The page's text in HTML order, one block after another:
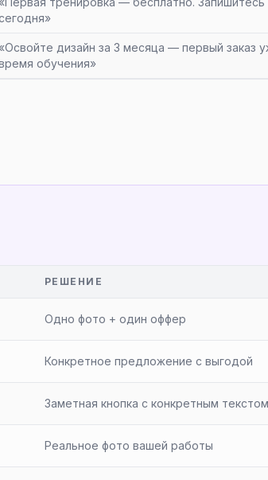
«Освойте дизайн за 3 месяца — первый заказ
обучения»
РЕШЕНИЕ
Одно фото + один оффер
Конкретное предложение с выгодой
Заметная кнопка с конкретным текстом
Реальное фото вашей работы